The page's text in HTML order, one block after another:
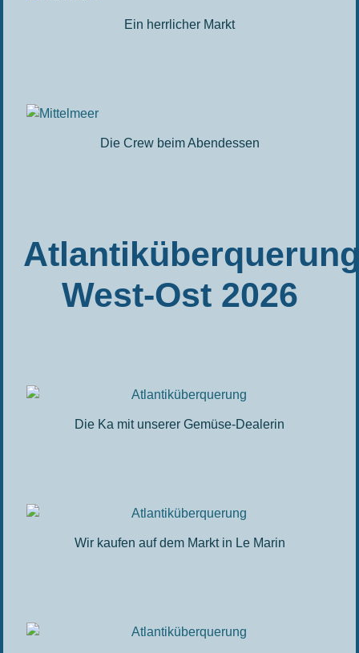
Ein herrlicher Markt
Die Crew beim Abendessen
West-Ost 2026
Die Ka mit unserer Gemüse-Dealerin
Wir kaufen auf dem Markt in Le Marin